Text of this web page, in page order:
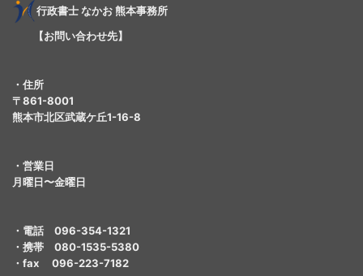
行政書士 なかお 熊本事務所
【お問い合わせ先】
・住所
〒861-8001
熊本市北区武蔵ケ丘1-16-8
・営業日
月曜日〜金曜日
・電話 096-354-1321
・携帯 080-1535-5380
・fax 096-223-7182